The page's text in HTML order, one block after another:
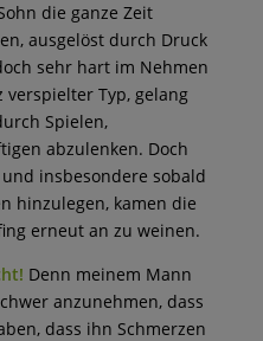
die ganze Zeit
ausgelöst durch Druck
sehr hart im Nehmen
Typ, gelang
Spielen,
abzulenken. Doch
insbesondere sobald
hinzulegen, kamen die
erneut an zu weinen.
Denn meinem Mann
anzunehmen, dass
dass ihn Schmerzen